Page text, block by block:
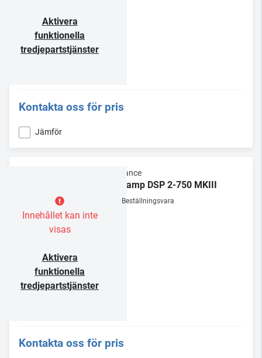
Aktivera
funktionella
tredjepartstjänster
Kontakta oss för pris
Jämför
Innehållet kan inte
visas
Aktivera
funktionella
tredjepartstjänster
Sonance
Sonamp DSP 2-750 MKIII
Beställningsvara
Kontakta oss för pris